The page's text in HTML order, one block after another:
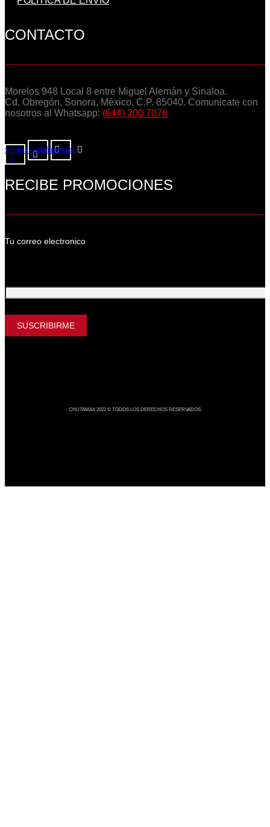
CONTACTO
Morelos 948 Local 8 entre Miguel Alemán y Sinaloa.
Cd. Obregón, Sonora, México. C.P. 85040. Comunicate con
nosotros al Whatsapp: (644) 200 7076
f
InstagramWhatsapp
RECIBE PROMOCIONES
Tu correo electronico
CHUTAMAX 2022 © TODOS LOS DERECHOS RESERVADOS.